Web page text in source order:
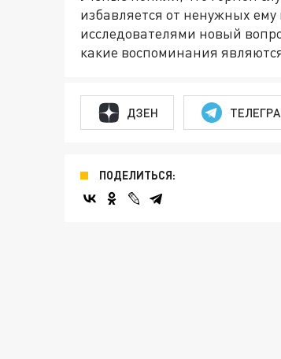
избавляется от ненужных
исследователями новый
какие воспоминания
ДЗЕН
ПОДЕЛИТЬСЯ: